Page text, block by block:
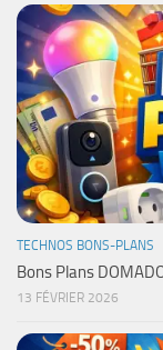
TECHNOS BONS-PLANS
Bons Plans
13 FÉVRIER 2026